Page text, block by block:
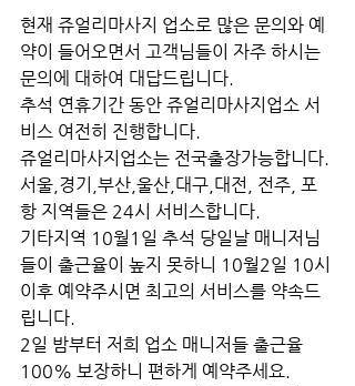
현재 쥬얼리마사지 업소로 많은 문의와 예
약이 들어오면서 고객님들이 자주 하시는
문의에 대하여 대답드립니다.
추석 연휴기간 동안 쥬얼리마사지업소 서
비스 여전히 진행합니다.
쥬얼리마사지업소는 전국출장가능합니다.
서울,경기,부산,울산,대구,대전, 전주, 포
항 지역들은 24시 서비스합니다.
기타지역 10월1일 추석 당일날 매니저님
들이 출근율이 높지 못하니 10월2일 10시
이후 예약주시면 최고의 서비스를 약속드
립니다.
2일 밤부터 저희 업소 매니저들 출근율
100% 보장하니 편하게 예약주세요.